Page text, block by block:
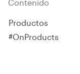
Contenido
Productos
#OnProducts